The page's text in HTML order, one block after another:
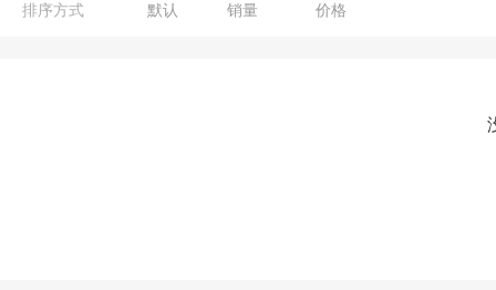
排序方式 默认 销量 价格